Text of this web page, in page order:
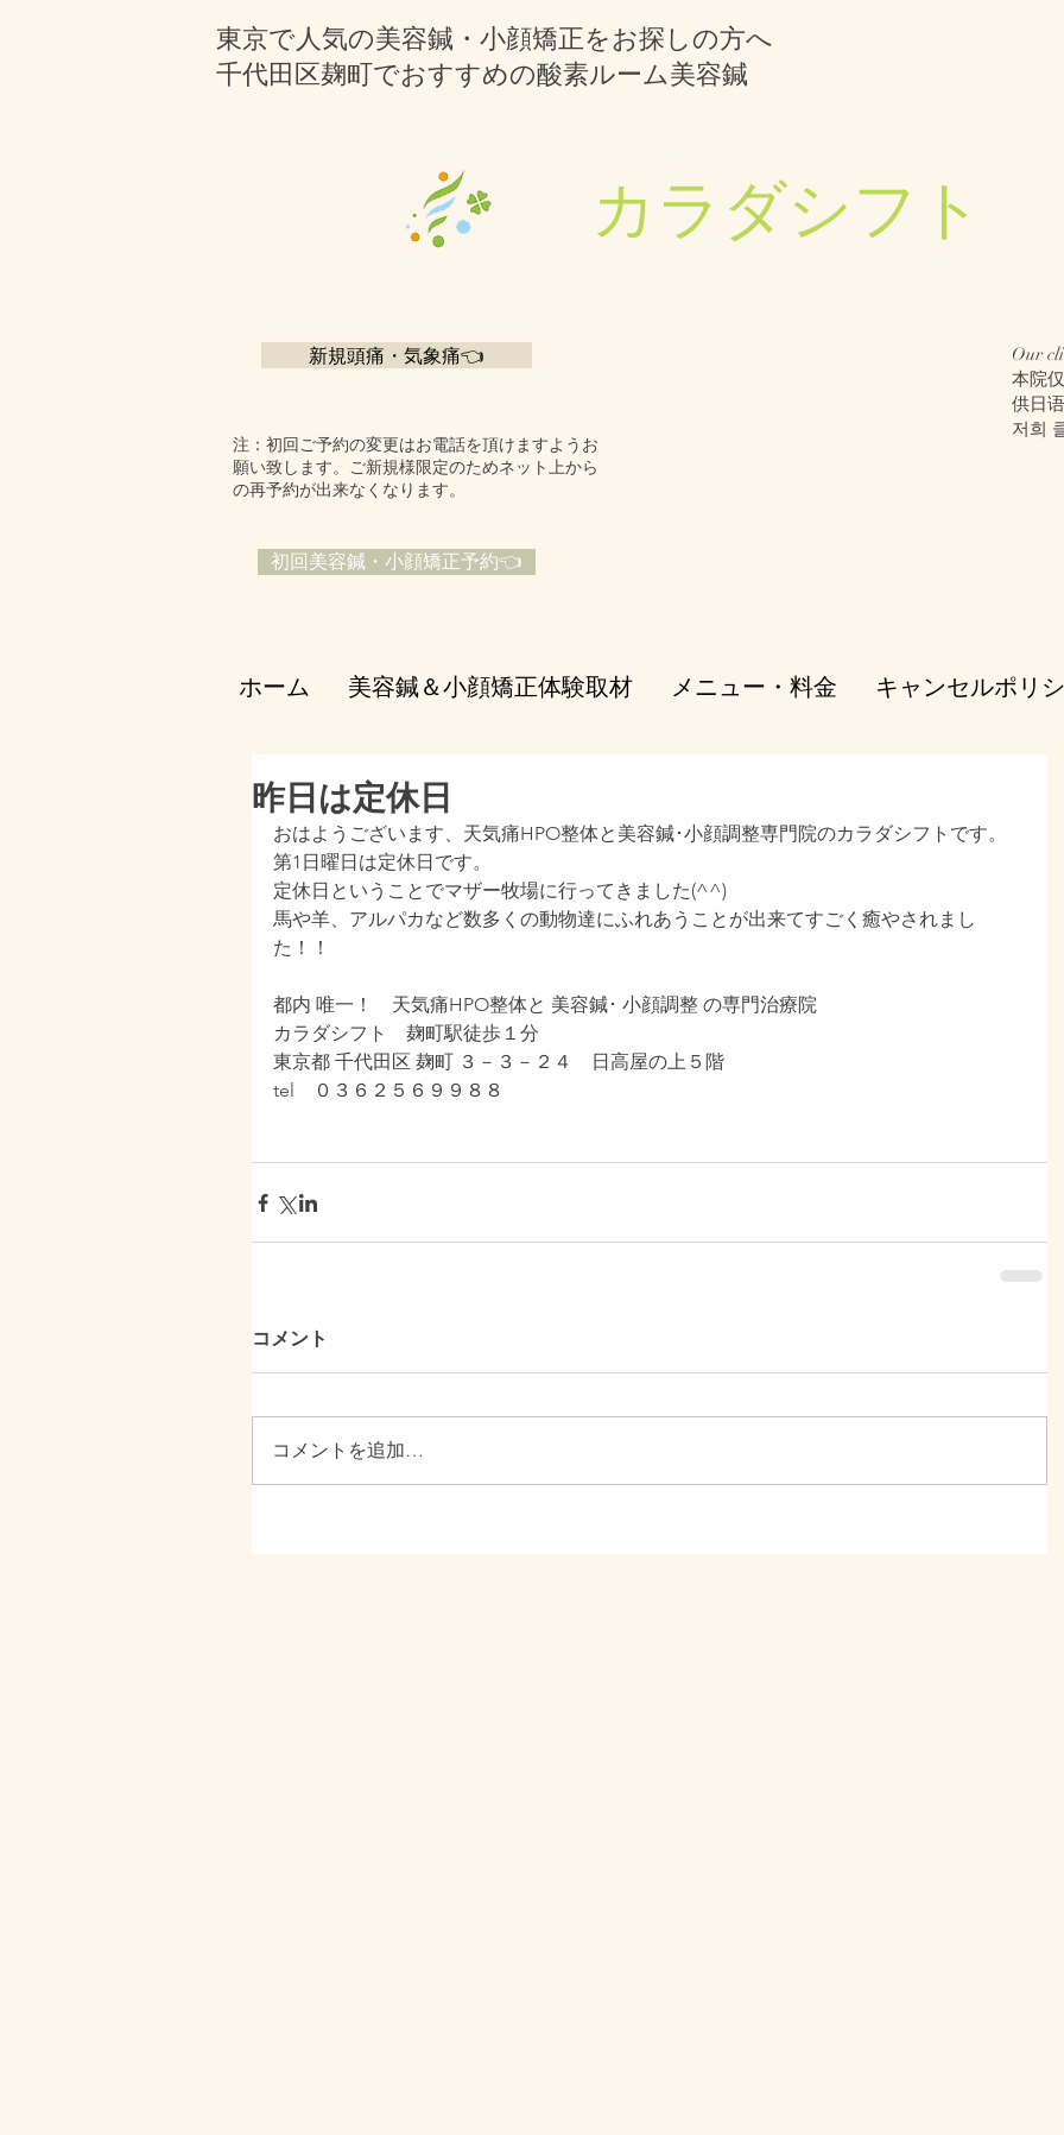
東京で人気の美容鍼・小顔矯正をお探しの方へ
千代田区麹町でおすすめの酸素ルーム美容鍼
​カラダシフト
新規頭痛・気象痛👈
​注：初回ご予約の変更はお電話を頂けますようお
願い致します。ご新規様限定のためネット上から
の再予約が出来なくなります。
Our
本院
供日
저희
初回美容鍼・小顔矯正予約👈
ホーム 美容鍼＆小顔矯正体験取材 メニュー・料金 キャンセルポリ
昨日は定休日
おはようございます、天気痛HPO整体と美容鍼･小顔調整専門院のカラダシフトです。
第1日曜日は定休日です。
定休日ということでマザー牧場に行ってきました(^^)
馬や羊、アルパカなど数多くの動物達にふれあうことが出来てすごく癒やされまし
た！！
都内 唯一！　天気痛HPO整体と 美容鍼･ 小顔調整 の専門治療院
カラダシフト　麹町駅徒歩１分
東京都 千代田区 麹町 ３－３－２４　日高屋の上５階
tel　０３６２５６９９８８
コメント
コメントを追加…